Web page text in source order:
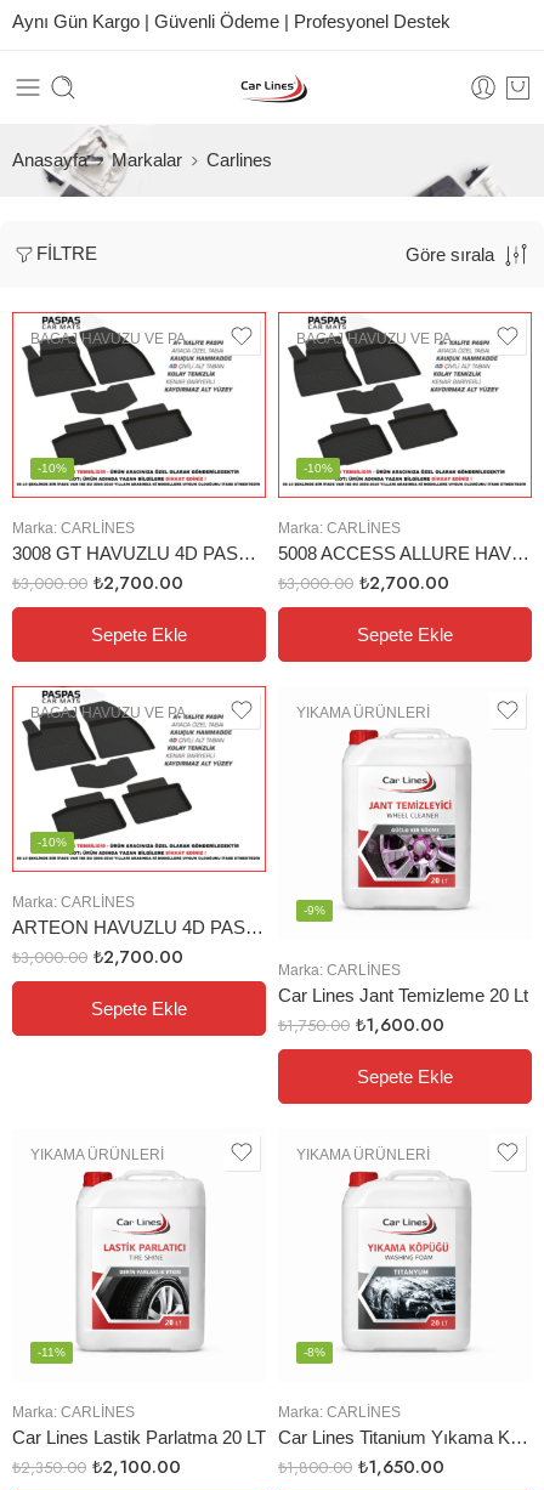
Aynı Gün Kargo | Güvenli Ödeme | Profesyonel Destek
Anasayfa Markalar Carlines
FILTRE Göre sırala
BAGAJ HAVUZU VE PASPAS
Marka: CARLINES
3008 GT HAVUZLU 4D PASPAS (2016-2019)
-10%
₺3,000.00 ₺2,700.00
Sepete Ekle
BAGAJ HAVUZU VE PASPAS
Marka: CARLINES
5008 ACCESS ALLURE HAVUZLU 4D PASPAS
-10%
₺3,000.00 ₺2,700.00
Sepete Ekle
BAGAJ HAVUZU VE PASPAS
Marka: CARLINES
ARTEON HAVUZLU 4D PASPAS
-10%
₺3,000.00 ₺2,700.00
Sepete Ekle
YIKAMA ÜRÜNLERI
Marka: CARLINES
Car Lines Jant Temizleme 20 Lt
-9%
₺1,750.00 ₺1,600.00
Sepete Ekle
YIKAMA ÜRÜNLERI
Marka: CARLINES
Car Lines Lastik Parlatma 20 LT
-11%
₺2,350.00 ₺2,100.00
YIKAMA ÜRÜNLERI
Marka: CARLINES
Car Lines Titanium Yıkama Köpüğü
-8%
₺1,800.00 ₺1,650.00